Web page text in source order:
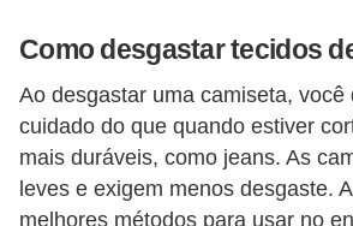
Como desgastar tecidos
Ao desgastar uma camiseta, você
cuidado do que quando estiver
mais duráveis, como jeans. As
leves e exigem menos desgaste.
melhores métodos para usar no